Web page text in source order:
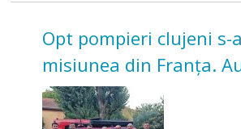
Opt pompieri clujeni
misiunea din Franța.
incendii de vegetație și